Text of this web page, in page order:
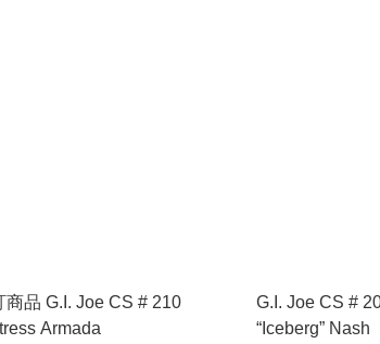
商品 G.I. Joe CS # 210
Armada
G.I. Joe CS #
“Iceberg” Nash